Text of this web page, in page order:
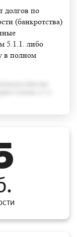
долгов по
(банкротства)
5.1.1. либо
в полном